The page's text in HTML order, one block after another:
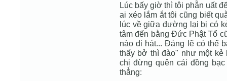
Lúc bấy giờ thì tôi phẫn uất
ai xéo lắm ắt tôi cũng biết
lúc về giữa đường lại bị có
tâm đến bằng Đức Phật Tổ
nào đi hát... Đáng lẽ có thể
thấy bở thì đào" như một kẻ
chị đừng quên cái đồng
thẳng: